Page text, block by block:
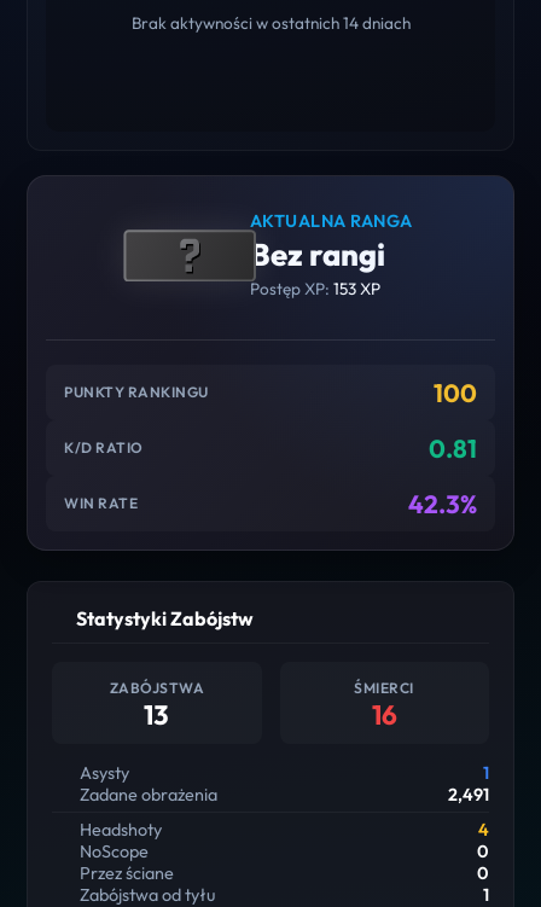
Brak aktywności w ostatnich 14 dniach
AKTUALNA RANGA
Bez rangi
Postęp XP: 153 XP
PUNKTY RANKINGU 100
K/D RATIO 0.81
WIN RATE 42.3%
Statystyki Zabójstw
ZABÓJSTWA
13
ŚMIERCI
16
Asysty
1
Zadane obrażenia
2,491
Headshoty
4
NoScope
0
Przez ściane
0
Zabójstwa od tyłu
1